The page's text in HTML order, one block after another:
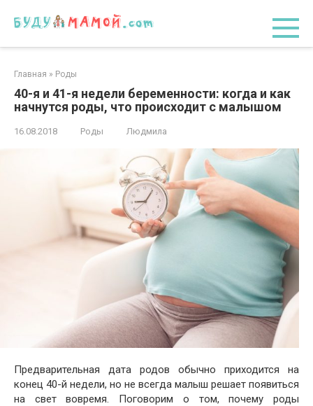
Главная » Роды
40-я и 41-я недели беременности: когда и как
начнутся роды, что происходит с малышом
16.08.2018 Роды Людмила
Предварительная дата родов обычно приходится на
конец 40-й недели, но не всегда малыш решает появиться
на свет вовремя. Поговорим о том, почему роды